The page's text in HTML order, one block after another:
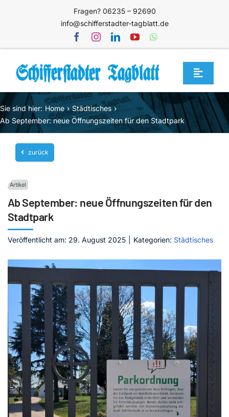
Fragen? 06235 – 92690
info@schifferstadter-tagblatt.de
Toggle
Home
Themen
Blog
Unternehmen
Service
Mediathek
Jetzt abonnieren
Kontakt
Sie sind hier: Home
Städtisches
Ab September: neue Öffnungszeiten für den Stadtpark
zurück
Ab September: neue Öffnungszeiten für den
Stadtpark
Veröffentlicht am: 29. August 2025 Kategorien: Städtisches